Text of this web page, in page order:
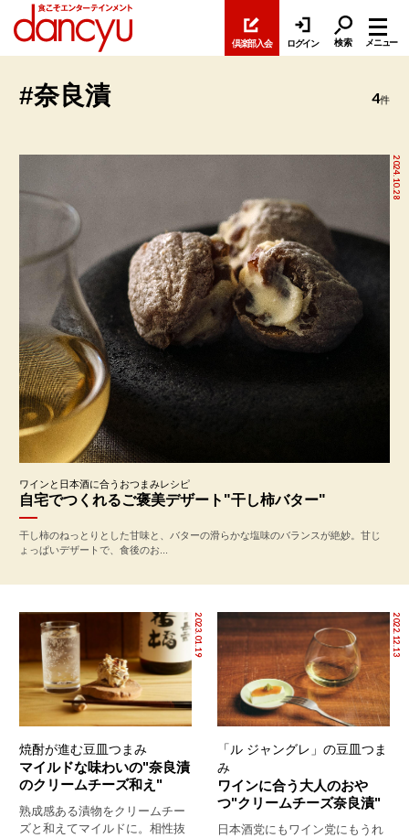
倶楽部入会 ログイン 検索 メニュー
#奈良漬 4件
2024.10.28
ワインと日本酒に合うおつまみレシピ
自宅でつくれるご褒美デザート"干し柿バター"
干し柿のねっとりとした甘味と、バターの滑らかな塩味のバランスが絶妙。甘じ
ょっぱいデザートで、食後のお...
2023.01.19
焼酎が進む豆皿つまみ
マイルドな味わいの"奈良漬
のクリームチーズ和え"
熟成感ある漬物をクリームチー
ズと和えてマイルドに。相性抜
2022.12.13
「ル ジャングレ」の豆皿つま
み
ワインに合う大人のおや
つ"クリームチーズ奈良漬"
日本酒党にもワイン党にもうれ